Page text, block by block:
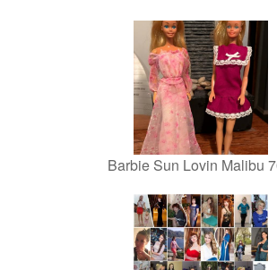
Barbie Sun Lovin Malibu